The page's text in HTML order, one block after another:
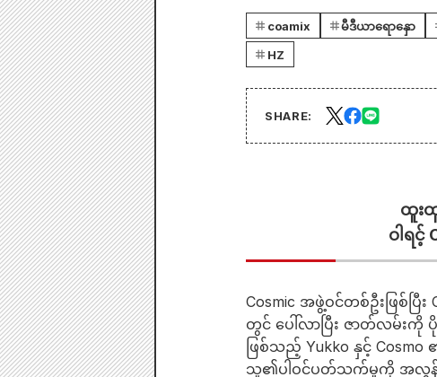
coamix မီဒီယာရောနှော
HZ
SHARE:
ထူးထူ
ဝါရ
Cosmic အဖွဲ့ဝင်တစ်ဦးဖြစ်ပ
တွင် ပေါ်လာပြီး ဇာတ်လမ်း
ဖြစ်သည့် Yukko နှင့်
သူ၏ပါဝင်ပတ်သက်မှုကို အလွန်မ